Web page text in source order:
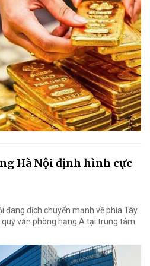
Hà Nội định hình cực
đang dịch chuyển mạnh về phía Tây
văn phòng hạng A tại trung tâm